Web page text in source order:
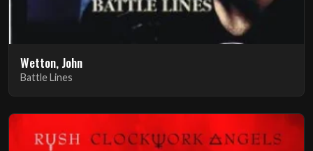
Wetton, John
Battle Lines